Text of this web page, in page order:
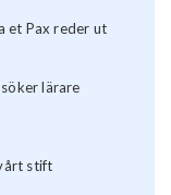
et Pax reder ut
lärare
stift